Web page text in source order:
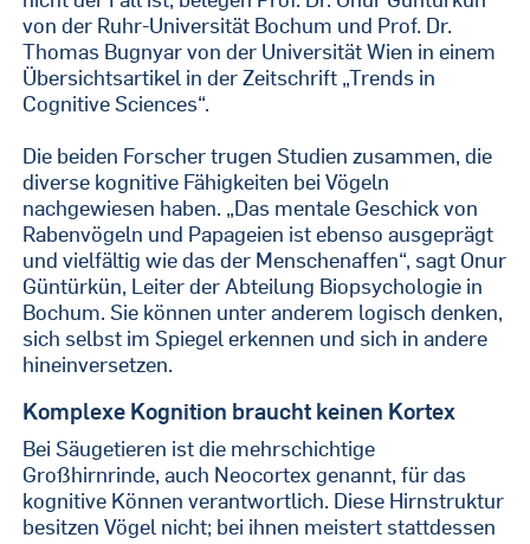
von der Ruhr-Universität Bochum und Prof. Dr.
Thomas Bugnyar von der Universität Wien in einem
Übersichtsartikel in der Zeitschrift „Trends in
Cognitive Sciences“.
Die beiden Forscher trugen Studien zusammen, die
diverse kognitive Fähigkeiten bei Vögeln
nachgewiesen haben. „Das mentale Geschick von
Rabenvögeln und Papageien ist ebenso ausgeprägt
und vielfältig wie das der Menschenaffen“, sagt Onur
Güntürkün, Leiter der Abteilung Biopsychologie in
Bochum. Sie können unter anderem logisch denken,
sich selbst im Spiegel erkennen und sich in andere
hineinversetzen.
Komplexe Kognition braucht keinen Kortex
Bei Säugetieren ist die mehrschichtige
Großhirnrinde, auch Neocortex genannt, für das
kognitive Können verantwortlich. Diese Hirnstruktur
besitzen Vögel nicht; bei ihnen meistert stattdessen